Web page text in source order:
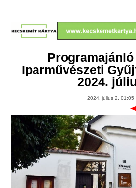
Programajánló
Iparművészeti
2024.
2024. július 2. 01:05